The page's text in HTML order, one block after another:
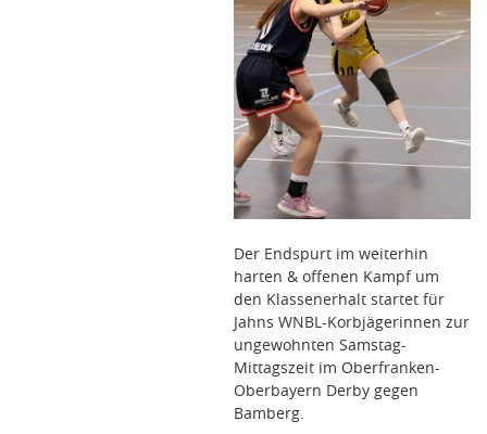
Der Endspurt im weiterhin
harten & offenen Kampf um
den Klassenerhalt startet für
Jahns WNBL-Korbjägerinnen zur
ungewohnten Samstag-
Mittagszeit im Oberfranken-
Oberbayern Derby gegen
Bamberg.